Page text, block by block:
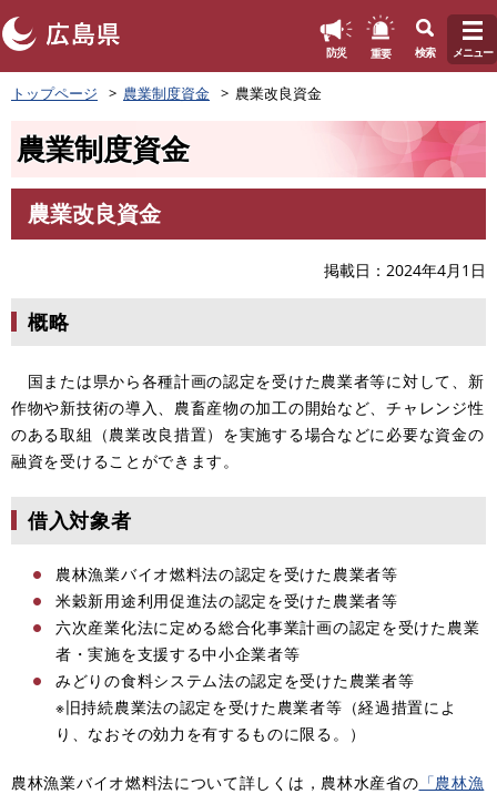
ペ
ー
頭
す
防災 重要 検索 メニュー
トップページ 農業制度資金 農業改良資金
農業制度資金
文
農業改良資金
掲載日 2024年4月1日
概略
国または県から各種計画の認定を受けた農業者等に対して、新
作物や新技術の導入、農畜産物の加工の開始など、チャレンジ性
のある取組（農業改良措置）を実施する場合などに必要な資金の
融資を受けることができます。
借入対象者
農林漁業バイオ燃料法の認定を受けた農業者等
米穀新用途利用促進法の認定を受けた農業者等
六次産業化法に定める総合化事業計画の認定を受けた農業
者・実施を支援する中小企業者等
みどりの食料システム法の認定を受けた農業者等
※旧持続農業法の認定を受けた農業者等（経過措置によ
り、なおその効力を有するものに限る。）
農林漁業バイオ燃料法について詳しくは，農林水産省の 「農林漁